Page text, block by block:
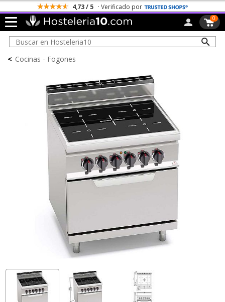
4,73 / 5 · Verificado por
0
< Cocinas - Fogones